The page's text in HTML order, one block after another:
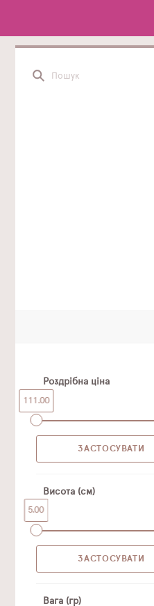
Роздрібна ціна
111.00
Висота (см)
5.00
Вага (гр)